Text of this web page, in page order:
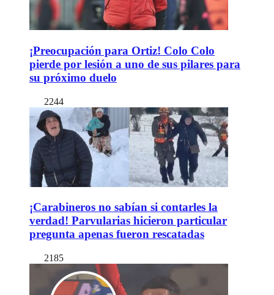
¡Preocupación para Ortiz! Colo Colo
pierde por lesión a uno de sus pilares para
su próximo duelo
2244
¡Carabineros no sabían si contarles la
verdad! Parvularias hicieron particular
pregunta apenas fueron rescatadas
2185